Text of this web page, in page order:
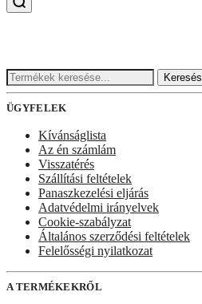
Keresés: Keresés
ÜGYFELEK
Kívánságlista
Az én számlám
Visszatérés
Szállítási feltételek
Panaszkezelési eljárás
Adatvédelmi irányelvek
Cookie-szabályzat
Általános szerződési feltételek
Felelősségi nyilatkozat
A TERMÉKEKRŐL